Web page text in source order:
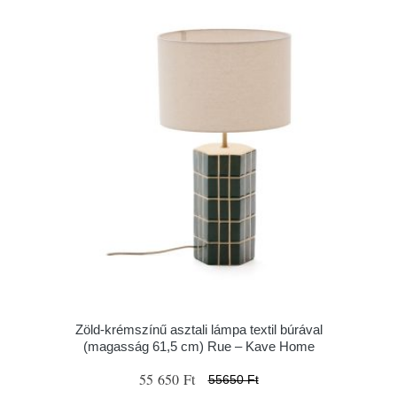
Zöld-krémszínű asztali lámpa textil búrával
(magasság 61,5 cm) Rue – Kave Home
55 650 Ft 55650 Ft